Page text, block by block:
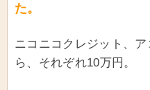
た。
ニコニコクレジット、
ら、それぞれ10万円。